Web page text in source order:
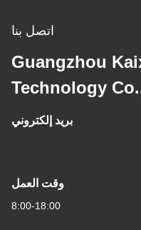
اتصل بنا
Guangzhou
Technology
بريد إلكتروني
وقت العمل
8:00-18:00